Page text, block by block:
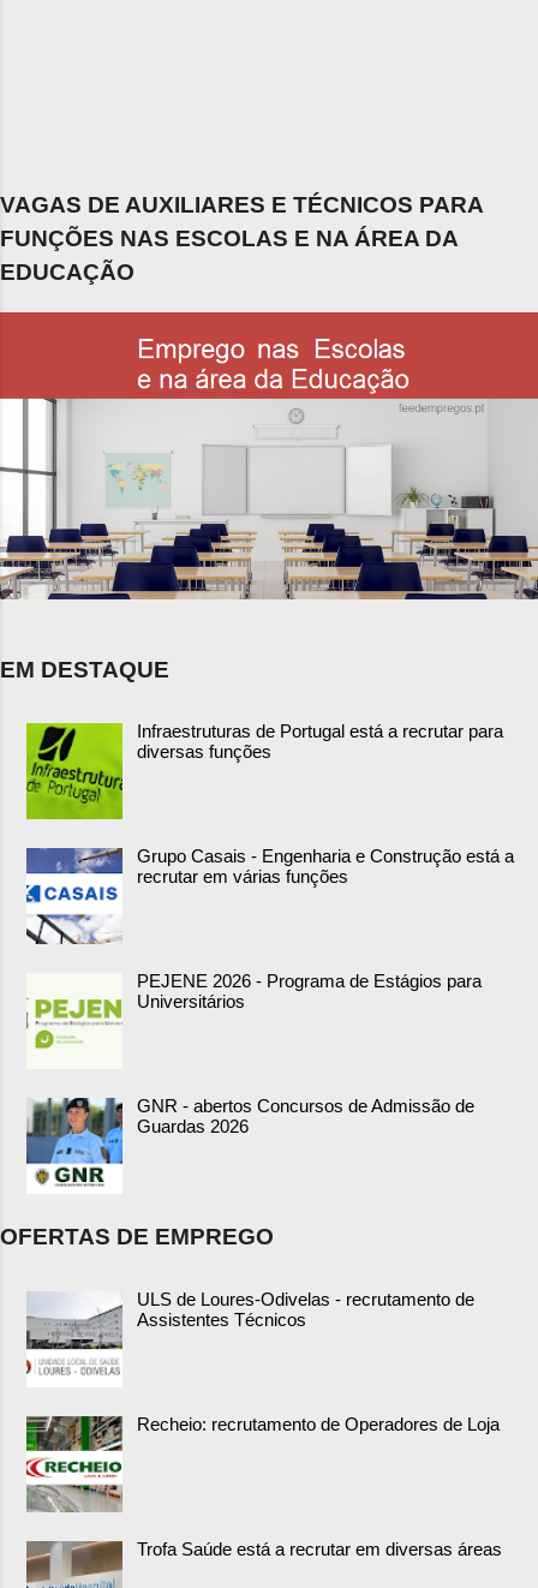
VAGAS DE AUXILIARES E TÉCNICOS PARA
FUNÇÕES NAS ESCOLAS E NA ÁREA DA
EDUCAÇÃO
EM DESTAQUE
Infraestruturas de Portugal está a recrutar para
diversas funções
Grupo Casais - Engenharia e Construção está a
recrutar em várias funções
PEJENE 2026 - Programa de Estágios para
Universitários
GNR - abertos Concursos de Admissão de
Guardas 2026
OFERTAS DE EMPREGO
ULS de Loures-Odivelas - recrutamento de
Assistentes Técnicos
Recheio: recrutamento de Operadores de Loja
Trofa Saúde está a recrutar em diversas áreas